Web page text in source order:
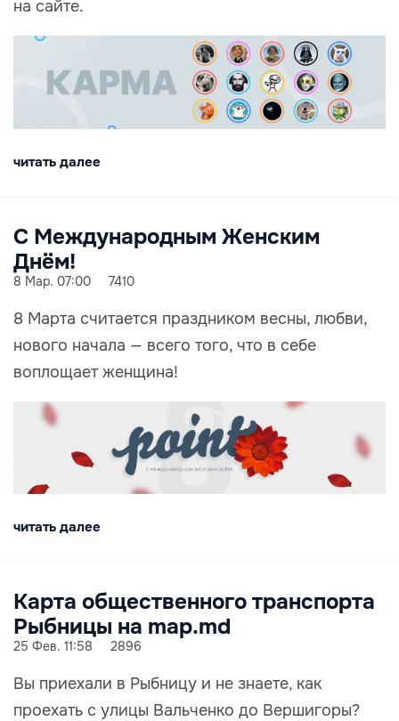
на сайте.
читать далее
С Международным Женским
Днём!
8 Мар. 07:00 7410
8 Марта считается праздником весны, любви,
нового начала — всего того, что в себе
воплощает женщина!
читать далее
Карта общественного транспорта
Рыбницы на map.md
25 Фев. 11:58 2896
Вы приехали в Рыбницу и не знаете, как
проехать с улицы Вальченко до Вершигоры?